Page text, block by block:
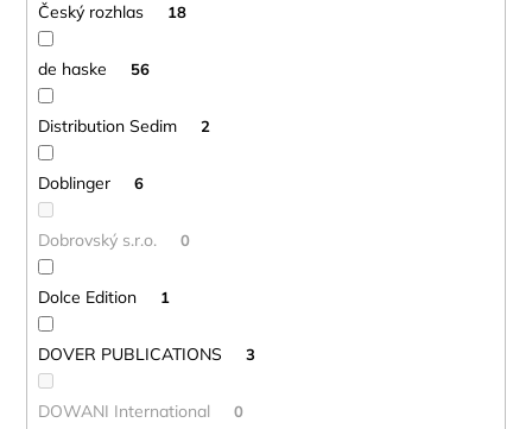
Český rozhlas 18
de haske 56
Distribution Sedim 2
Doblinger 6
Dobrovský s.r.o. 0
Dolce Edition 1
DOVER PUBLICATIONS 3
DOWANI International 0